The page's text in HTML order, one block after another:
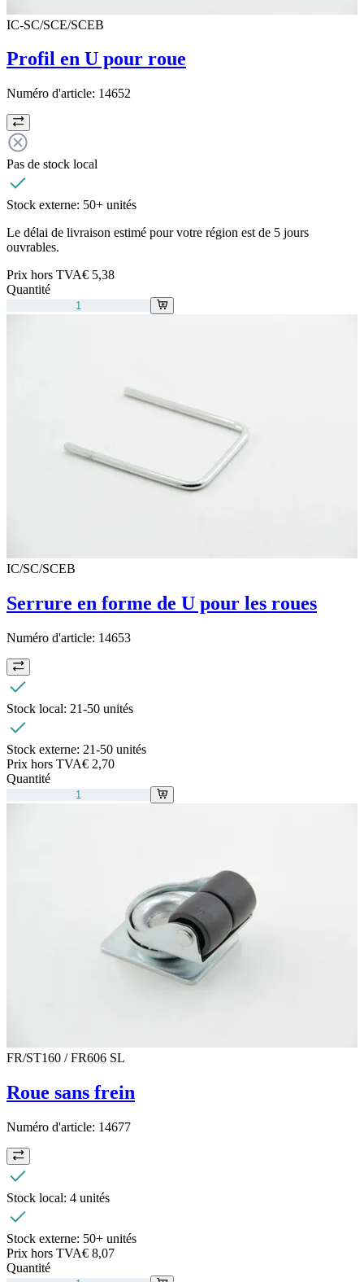
IC-SC/SCE/SCEB
Profil en U pour roue
Numéro d'article: 14652
Pas de stock local
Stock externe: 50+ unités
Le délai de livraison estimé pour votre région est de 5 jours
ouvrables.
Prix hors TVA€ 5,38
Quantité
IC/SC/SCEB
Serrure en forme de U pour les roues
Numéro d'article: 14653
Stock local: 21-50 unités
Stock externe: 21-50 unités
Prix hors TVA€ 2,70
Quantité
FR/ST160 / FR606 SL
Roue sans frein
Numéro d'article: 14677
Stock local: 4 unités
Stock externe: 50+ unités
Prix hors TVA€ 8,07
Quantité